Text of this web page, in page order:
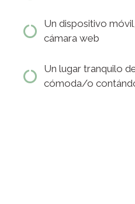
Un dispositivo
cámara web
Un lugar tranquilo
cómoda/o